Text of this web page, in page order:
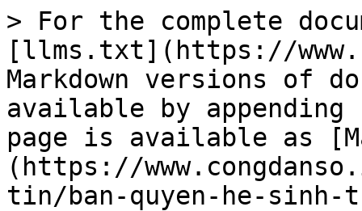
> For the complete
[llms.txt](https://
Markdown versions of
available by
page is available as
(https://
tin/ban-quyen-he-sinh-